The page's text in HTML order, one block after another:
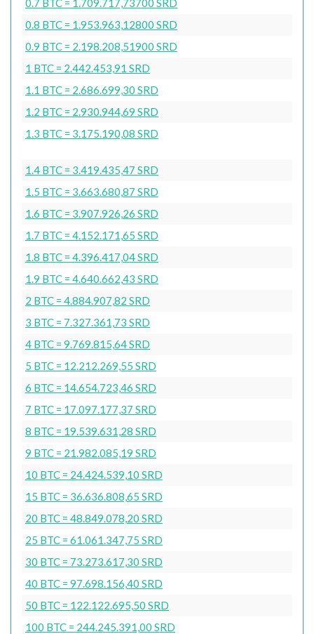
0.8 BTC = 1.953.963,12800 SRD
0.9 BTC = 2.198.208,51900 SRD
1 BTC = 2.442.453,91 SRD
1.1 BTC = 2.686.699,30 SRD
1.2 BTC = 2.930.944,69 SRD
1.3 BTC = 3.175.190,08 SRD
1.4 BTC = 3.419.435,47 SRD
1.5 BTC = 3.663.680,87 SRD
1.6 BTC = 3.907.926,26 SRD
1.7 BTC = 4.152.171,65 SRD
1.8 BTC = 4.396.417,04 SRD
1.9 BTC = 4.640.662,43 SRD
2 BTC = 4.884.907,82 SRD
3 BTC = 7.327.361,73 SRD
4 BTC = 9.769.815,64 SRD
5 BTC = 12.212.269,55 SRD
6 BTC = 14.654.723,46 SRD
7 BTC = 17.097.177,37 SRD
8 BTC = 19.539.631,28 SRD
9 BTC = 21.982.085,19 SRD
10 BTC = 24.424.539,10 SRD
15 BTC = 36.636.808,65 SRD
20 BTC = 48.849.078,20 SRD
25 BTC = 61.061.347,75 SRD
30 BTC = 73.273.617,30 SRD
40 BTC = 97.698.156,40 SRD
50 BTC = 122.122.695,50 SRD
100 BTC = 244.245.391,00 SRD